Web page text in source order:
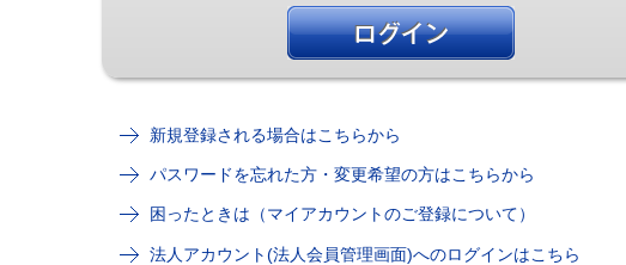
新規登録される場合はこちらから
パスワードを忘れた方・変更希望の方はこちらから
困ったときは（マイアカウントのご登録について）
法人アカウント(法人会員管理画面)へのログインはこちら